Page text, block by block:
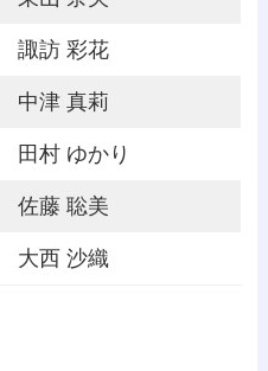
諏訪 彩花
中津 真莉
田村 ゆかり
佐藤 聡美
大西 沙織